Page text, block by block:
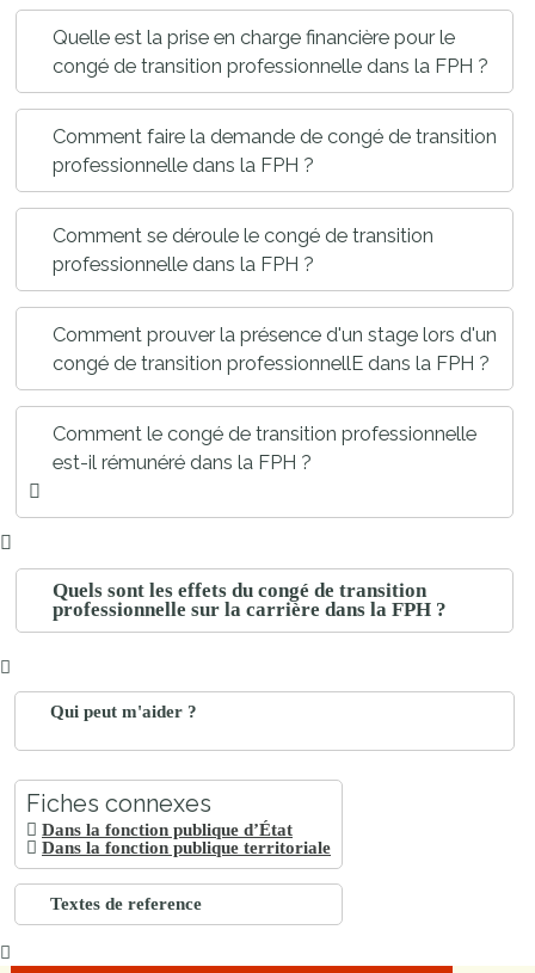
Quelle est la prise en charge financière pour le
congé de transition professionnelle dans la FPH ?
Comment faire la demande de congé de transition
professionnelle dans la FPH ?
Comment se déroule le congé de transition
professionnelle dans la FPH ?
Comment prouver la présence d'un stage lors d'un
congé de transition professionnellE dans la FPH ?
Comment le congé de transition professionnelle
est-il rémunéré dans la FPH ?
Quels sont les effets du congé de transition
professionnelle sur la carrière dans la FPH ?
Qui peut m'aider ?
Fiches connexes
Dans la fonction publique d’État
Dans la fonction publique territoriale
Textes de reference